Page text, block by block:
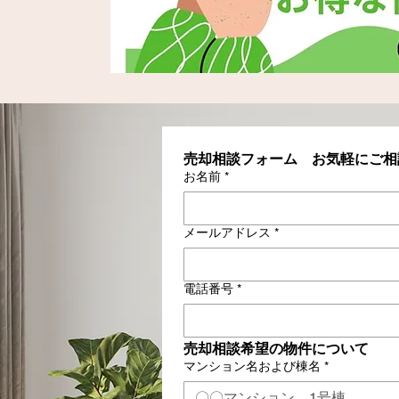
売却相談フォーム　お気軽にご
お名前 *
メールアドレス *
電話番号 *
売却相談希望の物件について
マンション名および棟名 *